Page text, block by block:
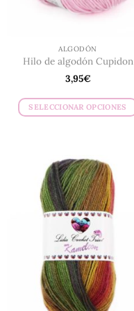
página
de
ALGODÓN
Hilo de algodón Cupidon
3,95€
SELECCIONAR OPCIONES
múltiples
variantes.
Las
opciones
se
pueden
elegir
en
la
página